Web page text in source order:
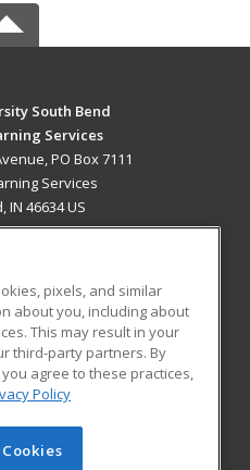
South Bend
Services
PO Box 7111
Services
IN 46634 US
RESOURCES
Student Blog
Learning. All rights
pixels, and similar
about you, including about
This may result in your
third-party partners. By
agree to these practices,
Policy